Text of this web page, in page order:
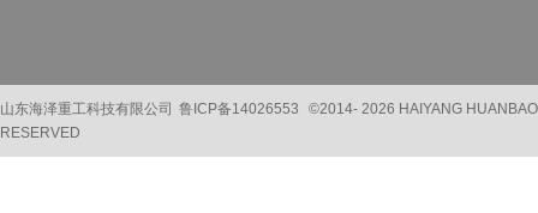
山东海泽重工科技有限公司 鲁ICP备14026553 ©2014- 2026 HAIYANG
RESERVED